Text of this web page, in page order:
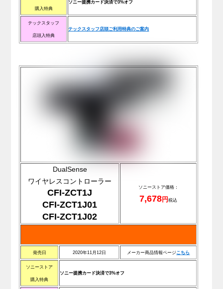
購入特典
ソニー提携カード決済で3%オフ
テックスタッフ
店頭入特典
テックスタッフ店頭ご利用特典のご案内
DualSense
ワイヤレスコントローラー
CFI-ZCT1J
CFI-ZCT1J01
CFI-ZCT1J02
ソニーストア価格：
7,678円税込
発売日 2020年11月12日 メーカー商品情報ページこちら
ソニーストア
購入特典
ソニー提携カード決済で3%オフ